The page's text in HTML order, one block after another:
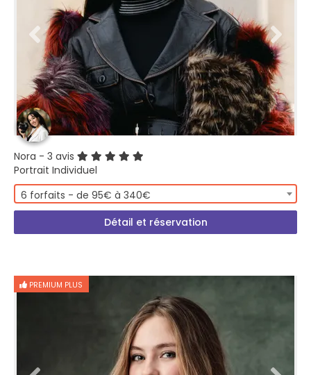
Nora - 3 avis
Portrait Individuel
6 forfaits - de 95€ à 340€
Détail et réservation
PREMIUM PLUS